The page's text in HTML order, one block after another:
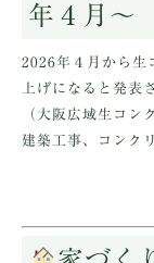
年４月～
2026年４月から生
上げになると発表
（大阪広域生コン
建築工事、コンク